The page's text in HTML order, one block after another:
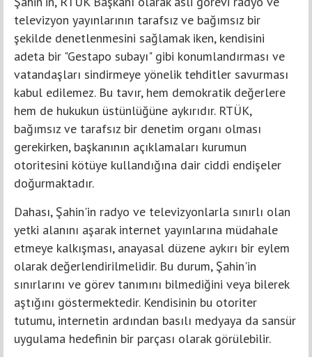
televizyon yayınlarının tarafsız ve bağımsız bir
şekilde denetlenmesini sağlamak iken, kendisini
adeta bir "Gestapo subayı" gibi konumlandırması ve
vatandaşları sindirmeye yönelik tehditler savurması
kabul edilemez. Bu tavır, hem demokratik değerlere
hem de hukukun üstünlüğüne aykırıdır. RTÜK,
bağımsız ve tarafsız bir denetim organı olması
gerekirken, başkanının açıklamaları kurumun
otoritesini kötüye kullandığına dair ciddi endişeler
doğurmaktadır.
Dahası, Şahin'in radyo ve televizyonlarla sınırlı olan
yetki alanını aşarak internet yayınlarına müdahale
etmeye kalkışması, anayasal düzene aykırı bir eylem
olarak değerlendirilmelidir. Bu durum, Şahin'in
sınırlarını ve görev tanımını bilmediğini veya bilerek
aştığını göstermektedir. Kendisinin bu otoriter
tutumu, internetin ardından basılı medyaya da sansür
uygulama hedefinin bir parçası olarak görülebilir.